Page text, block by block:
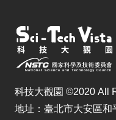
科技大觀園 ©2020 All
地址：臺北市大安區